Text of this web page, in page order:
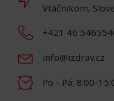
Vtáčnikom,
+421 46
info@izdrav.cz
Po - Pá: 8:00-